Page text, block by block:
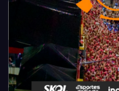
Categorias
Camarote Vip Junino